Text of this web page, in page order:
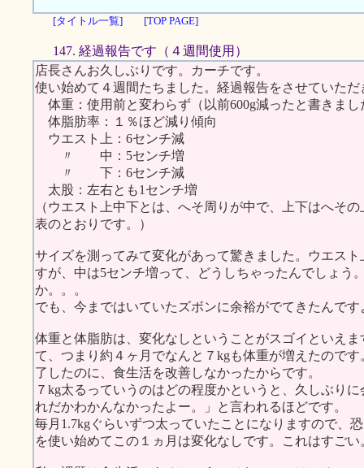
[タイトル一覧] [TOP PAGE]
147. 経過報告です（４週間使用）
店長さんお久しぶりです。カーチです。
使い始めて４週間たちました。経過報告をさせていただ
体重：使用前と変わらず（以前600g減ったと書きま
体脂肪率：１％ほど減り傾向
ウエスト上：6センチ減
〃 中：5センチ増
〃 下：6センチ減
太股：左右とも1センチ増
（ウエスト上中下とは、へそ周りが中で、上下はへそ
表のとおりです。）
サイズを測ってみて変化があって驚きました。ウエス
すが、中は5センチ増って、どうしちゃったんでしょう
か。。。
でも、今まではいていたズボンに余裕がでてきたんです
体重と体脂肪は、変化なしということがスゴイといえ
て、つまり約４ヶ月でなんと７kgも体重が増えたので
了したのに、食生活を改善しなかったからです。
７kg太るっていうのはどの程度かというと、久しぶり
れだかわかんなかったよー。」と言われるほどです。
毎月1.7kgぐらいずつ太っていたことになりますので、
を使い始めてこの１ヵ月は変化なしです。これはすごい